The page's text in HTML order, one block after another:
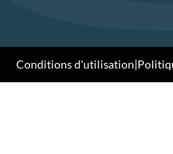
Conditions d'utilisation|